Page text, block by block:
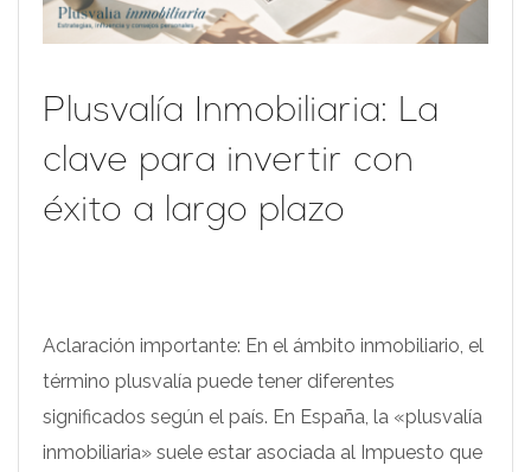
Plusvalía Inmobiliaria: La
clave para invertir con
éxito a largo plazo
Aclaración importante: En el ámbito inmobiliario, el
término plusvalía puede tener diferentes
significados según el país. En España, la «plusvalía
inmobiliaria» suele estar asociada al Impuesto que